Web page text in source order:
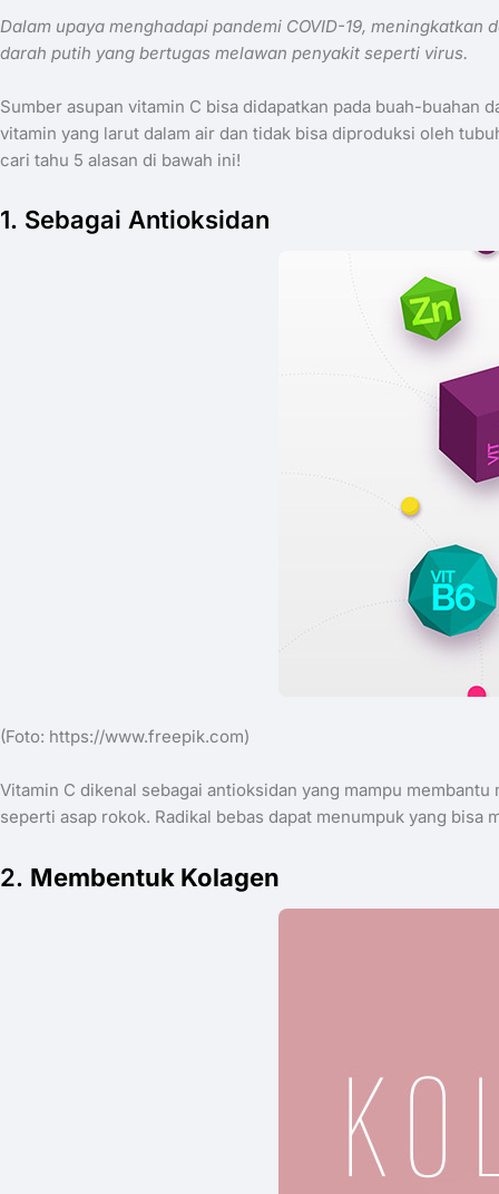
Dalam upaya menghadapi pandemi COVID-19,
darah putih yang bertugas melawan penyakit seperti virus.
Sumber asupan vitamin C bisa didapatkan pada buah-
vitamin yang larut dalam air dan tidak bisa diproduksi oleh
cari tahu 5 alasan di bawah ini!
1. Sebagai Antioksidan
(Foto: ​https://www.freepik.com)
Vitamin C dikenal sebagai antioksidan yang mampu
seperti asap rokok. Radikal bebas dapat menumpuk yang
​2. Membentuk Kolagen